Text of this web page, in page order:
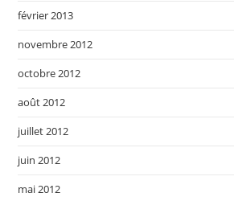
février 2013
novembre 2012
octobre 2012
août 2012
juillet 2012
juin 2012
mai 2012